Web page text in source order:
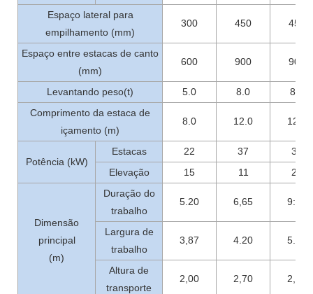
Espaço lateral para
empilhamento (mm)
300 450 450
Espaço entre estacas de canto
(mm)
600 900 900
Levantando peso(t) 5.0 8.0
8.0
Comprimento da estaca de
içamento (m)
8.0 12.0 12.0
Potência (kW)
Estacas 22 37
37
Elevação
15 11 22
Dimensão
principal
(m)
Duração do
trabalho
5.20 6,65 9:45
Largura de
trabalho
3,87 4.20 5.20
Altura de
transporte
2,00 2,70 2,90